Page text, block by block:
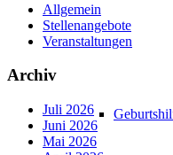
Allgemein
Stellenangebote
Veranstaltungen
Archiv
Juli 2026
Juni 2026
Mai 2026